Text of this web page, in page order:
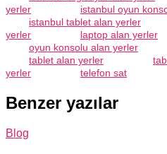
yerler
istanbul oyun
istanbul tablet alan yerler
yerler
laptop alan yerler
oyun konsolu alan yerler
tablet alan yerler
yerler
telefon sat
Benzer yazılar
Blog